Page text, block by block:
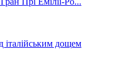
італійським дощем